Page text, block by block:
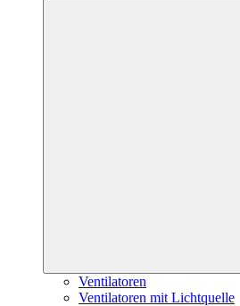
Ventilatoren
Ventilatoren mit Lichtquelle